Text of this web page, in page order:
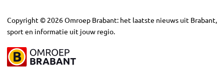
Copyright © 2026Omroep Brabant: het laatste nieuws uit Brabant,
sport en informatie uit jouw regio.